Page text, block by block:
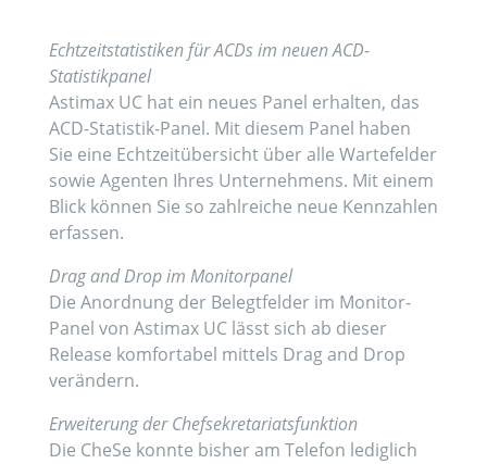
Echtzeitstatistiken für ACDs im neuen ACD-
Statistikpanel
Astimax UC hat ein neues Panel erhalten, das
ACD-Statistik-Panel. Mit diesem Panel haben
Sie eine Echtzeitübersicht über alle Wartefelder
sowie Agenten Ihres Unternehmens. Mit einem
Blick können Sie so zahlreiche neue Kennzahlen
erfassen.
Drag and Drop im Monitorpanel
Die Anordnung der Belegtfelder im Monitor-
Panel von Astimax UC lässt sich ab dieser
Release komfortabel mittels Drag and Drop
verändern.
Erweiterung der Chefsekretariatsfunktion
Die CheSe konnte bisher am Telefon lediglich